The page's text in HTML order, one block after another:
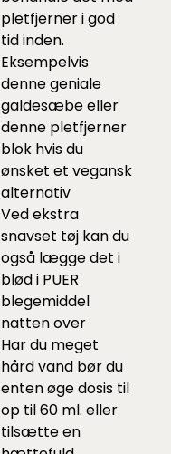
pletfjerner i god
tid inden.
Eksempelvis
dennegeniale
galdesæbe eller
denne pletfjerner
blok hvis du
ønsket et vegansk
alternativ
Ved ekstra
snavset tøj kan du
også lægge det i
blød i PUER
blegemiddel
natten over
Har du meget
hård vand bør du
enten øge dosis til
op til 60 ml. eller
tilsætte en